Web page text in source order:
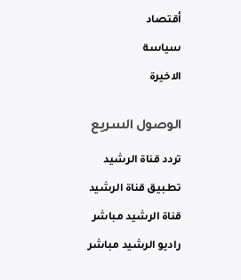
أقتصاد
سياسة
الاخيرة
الوصول السريع
تردد قناة الرشيد
تطبيق قناة الرشيد
قناة الرشيد مباشر
راديو الرشيد مباشر